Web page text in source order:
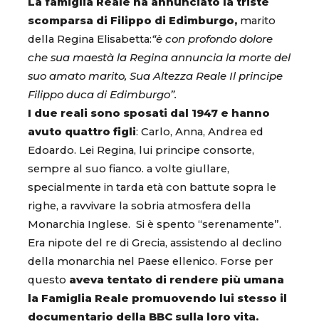
scomparsa di Filippo di Edimburgo, marito
della Regina Elisabetta:“è con profondo dolore
che sua maestà la Regina annuncia la morte del
suo amato marito, Sua Altezza Reale Il principe
Filippo duca di Edimburgo”.
I due reali sono sposati dal 1947 e hanno
avuto quattro figli: Carlo, Anna, Andrea ed
Edoardo. Lei Regina, lui principe consorte,
sempre al suo fianco. a volte giullare,
specialmente in tarda età con battute sopra le
righe, a ravvivare la sobria atmosfera della
Monarchia Inglese. Si è spento “serenamente”.
Era nipote del re di Grecia, assistendo al declino
della monarchia nel Paese ellenico. Forse per
questo aveva tentato di rendere più umana
la Famiglia Reale promuovendo lui stesso il
documentario della BBC sulla loro vita.